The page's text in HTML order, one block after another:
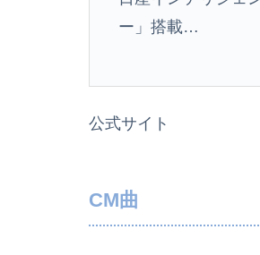
ー」搭載…
公式サイト
CM曲